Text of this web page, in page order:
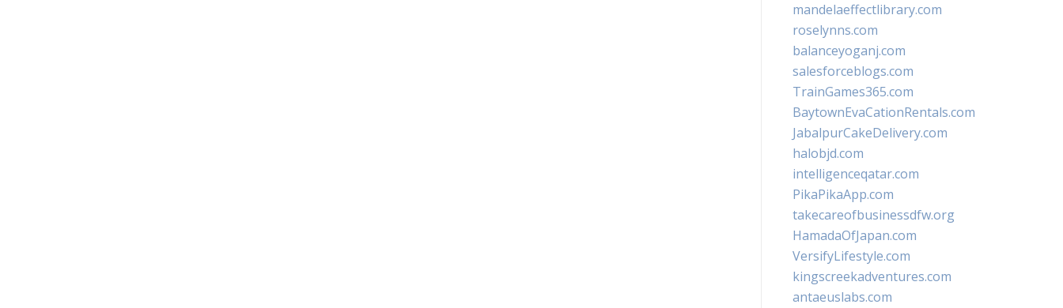
mandelaeffectlibrary.com
roselynns.com
balanceyoganj.com
salesforceblogs.com
TrainGames365.com
BaytownEvaCationRentals.com
JabalpurCakeDelivery.com
halobjd.com
intelligenceqatar.com
PikaPikaApp.com
takecareofbusinessdfw.org
HamadaOfJapan.com
VersifyLifestyle.com
kingscreekadventures.com
antaeuslabs.com